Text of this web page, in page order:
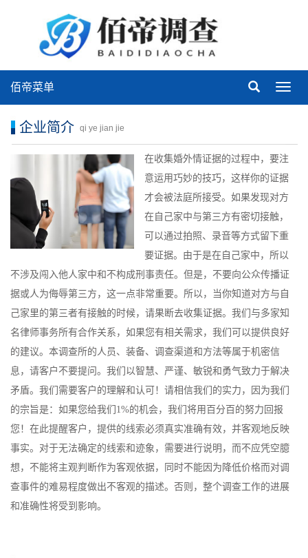
佰
佰帝菜单
企业简介 qi ye jian jie
在收集婚外情证据的过程中，要注
意运用巧妙的技巧，这样你的证据
才会被法庭所接受。如果发现对方
在自己家中与第三方有密切接触，
可以通过拍照、录音等方式留下重
要证据。由于是在自己家中，所以
不涉及闯入他人家中和不构成刑事责任。但是，不要向公众传播证
据或人为侮辱第三方，这一点非常重要。所以，当你知道对方与自
己家里的第三者有接触的时候，请果断去收集证据。我们与多家知
名律师事务所有合作关系，如果您有相关需求，我们可以提供良好
的建议。本调查所的人员、装备、调查渠道和方法等属于机密信
息，请客户不要提问。我们以智慧、严谨、敏锐和勇气致力于解决
矛盾。我们需要客户的理解和认可！请相信我们的实力，因为我们
的宗旨是：如果您给我们1%的机会，我们将用百分百的努力回报
您！在此提醒客户，提供的线索必须真实准确有效，并客观地反映
事实。对于无法确定的线索和迹象，需要进行说明，而不应凭空臆
想，不能将主观判断作为客观依据，同时不能因为降低价格而对调
查事件的难易程度做出不客观的描述。否则，整个调查工作的进展
和准确性将受到影响。